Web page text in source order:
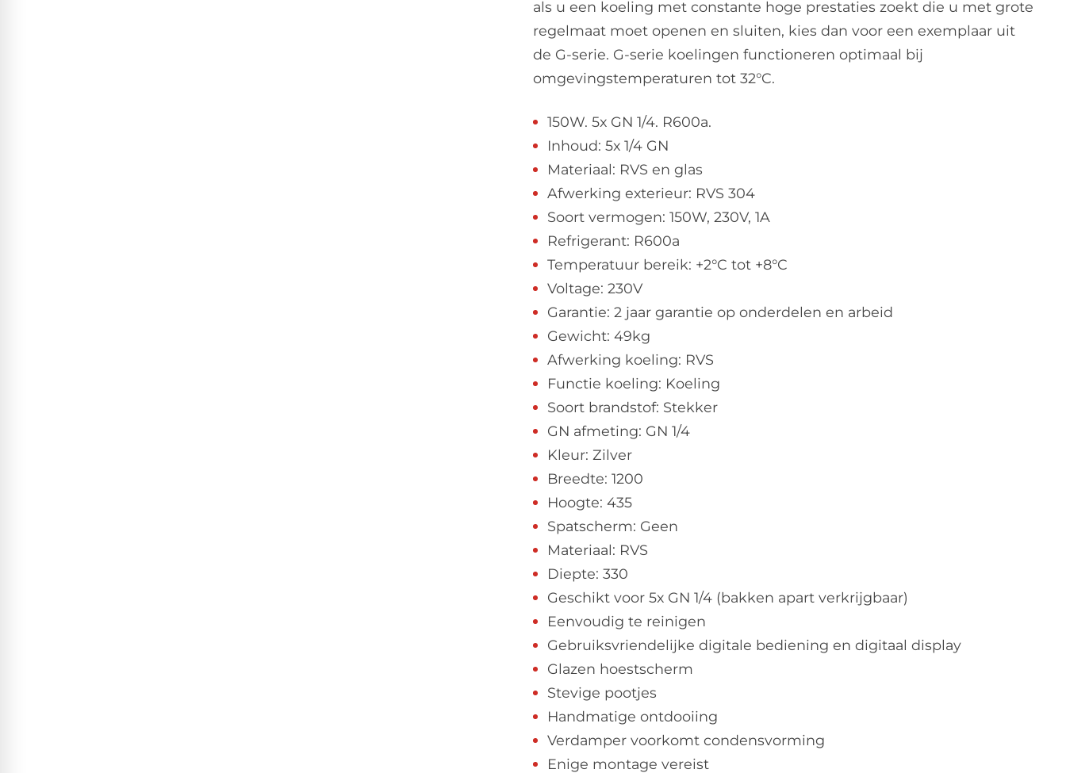
als u een koeling met constante hoge prestaties zoekt die u met grote
regelmaat moet openen en sluiten, kies dan voor een exemplaar uit
de G-serie. G-serie koelingen functioneren optimaal bij
omgevingstemperaturen tot 32°C.
150W. 5x GN 1/4. R600a.
Inhoud: 5x 1/4 GN
Materiaal: RVS en glas
Afwerking exterieur: RVS 304
Soort vermogen: 150W, 230V, 1A
Refrigerant: R600a
Temperatuur bereik: +2°C tot +8°C
Voltage: 230V
Garantie: 2 jaar garantie op onderdelen en arbeid
Gewicht: 49kg
Afwerking koeling: RVS
Functie koeling: Koeling
Soort brandstof: Stekker
GN afmeting: GN 1/4
Kleur: Zilver
Breedte: 1200
Hoogte: 435
Spatscherm: Geen
Materiaal: RVS
Diepte: 330
Geschikt voor 5x GN 1/4 (bakken apart verkrijgbaar)
Eenvoudig te reinigen
Gebruiksvriendelijke digitale bediening en digitaal display
Glazen hoestscherm
Stevige pootjes
Handmatige ontdooiing
Verdamper voorkomt condensvorming
Enige montage vereist